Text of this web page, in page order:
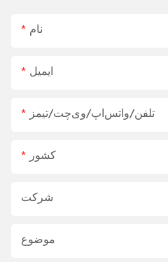
نام
ایمیل
تلفن/واتس‌اپ/وی‌چت/تیمز
کشور
شرکت
موضوع